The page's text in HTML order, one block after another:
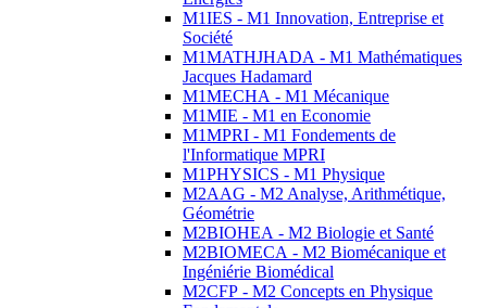
M1IES - M1 Innovation, Entreprise et
Société
M1MATHJHADA - M1 Mathématiques
Jacques Hadamard
M1MECHA - M1 Mécanique
M1MIE - M1 en Economie
M1MPRI - M1 Fondements de
l'Informatique MPRI
M1PHYSICS - M1 Physique
M2AAG - M2 Analyse, Arithmétique,
Géométrie
M2BIOHEA - M2 Biologie et Santé
M2BIOMECA - M2 Biomécanique et
Ingéniérie Biomédical
M2CFP - M2 Concepts en Physique